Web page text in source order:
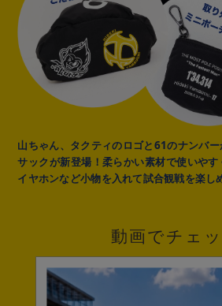
山ちゃん、タクティのロゴと61のナンバ
サックが新登場！柔らかい素材で使いや
イヤホンなど小物を入れて試合観戦を楽し
動画でチェ